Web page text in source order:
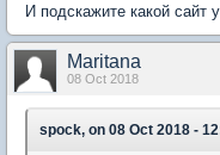
И подскажите какой сайт
Maritana
08 Oct 2018
spock, on 08 Oct 2018 -